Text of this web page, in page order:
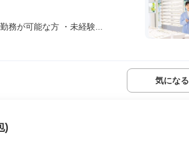
が可能な方 ・未経験...
気になる
)